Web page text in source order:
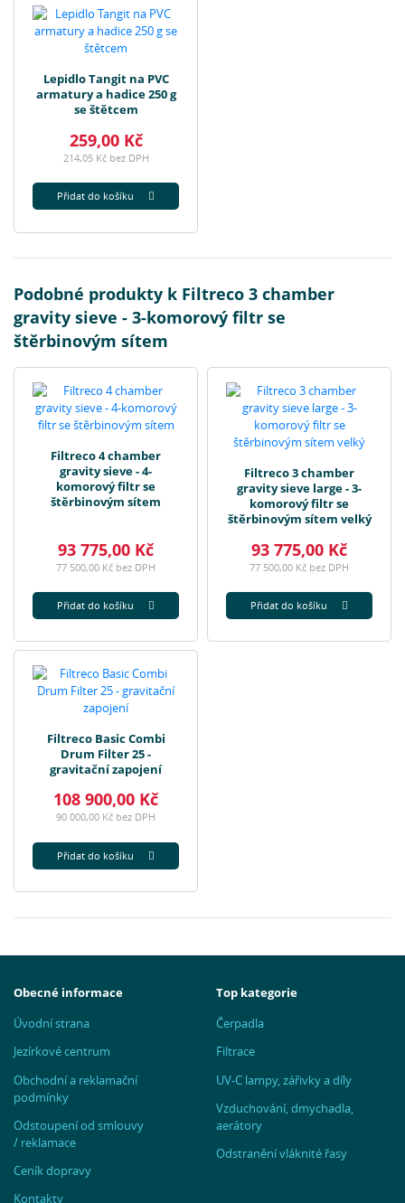
Lepidlo Tangit na PVC
armatury a hadice 250 g
se štětcem
259,00 Kč
214,05 Kč bez DPH
Přidat do košíku
Podobné produkty k Filtreco 3 chamber
gravity sieve - 3-komorový filtr se
štěrbinovým sítem
Filtreco 4 chamber
gravity sieve - 4-
komorový filtr se
štěrbinovým sítem
93 775,00 Kč
77 500,00 Kč bez DPH
Přidat do košíku
Filtreco 3 chamber
gravity sieve large - 3-
komorový filtr se
štěrbinovým sítem velký
93 775,00 Kč
77 500,00 Kč bez DPH
Přidat do košíku
Filtreco Basic Combi
Drum Filter 25 -
gravitační zapojení
108 900,00 Kč
90 000,00 Kč bez DPH
Přidat do košíku
Obecné informace
Úvodní strana
Jezírkové centrum
Obchodní a reklamační
podmínky
Odstoupení od smlouvy
/ reklamace
Ceník dopravy
Kontakty
Top kategorie
Čerpadla
Filtrace
UV-C lampy, zářivky a díly
Vzduchování, dmychadla,
aerátory
Odstranění vláknité řasy